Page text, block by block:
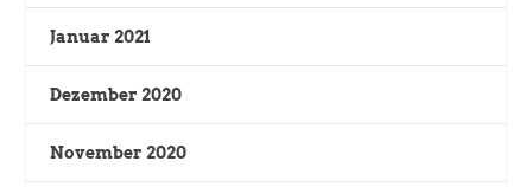
Januar 2021
Dezember 2020
November 2020